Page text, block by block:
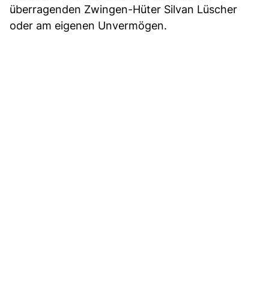
überragenden Zwingen-Hüter Silvan Lüscher
oder am eigenen Unvermögen.